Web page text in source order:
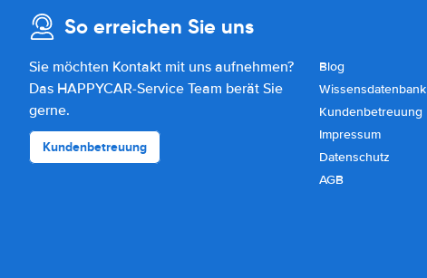
So erreichen Sie uns
Sie möchten Kontakt mit uns aufnehmen?
Das HAPPYCAR-Service Team berät Sie
gerne.
Kundenbetreuung
Blog
Wissensdatenbank
Kundenbetreuung
Impressum
Datenschutz
AGB